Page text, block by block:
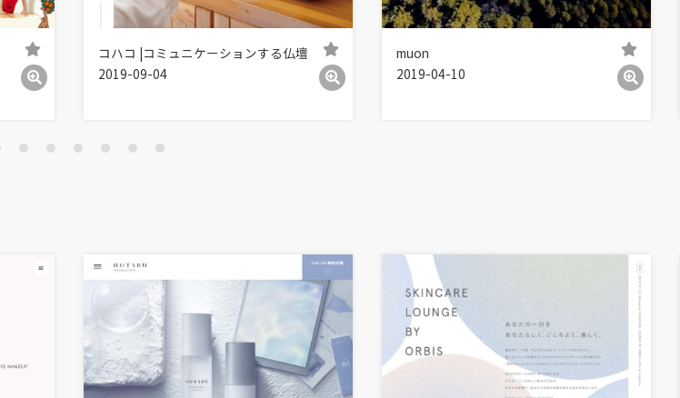
コハコ |コミュニケーションする仏壇
2019-09-04
muon
2019-04-10